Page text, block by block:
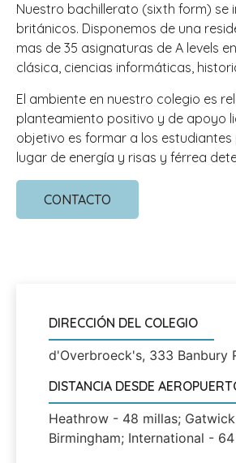
Nuestro bachillerato (sixth form) se
británicos. Disponemos de una
mas de 35 asignaturas de A levels
clásica, ciencias informáticas,
El ambiente en nuestro colegio es
planteamiento positivo y de apoyo
objetivo es formar a los
lugar de energía y risas y férrea
CONTACTO
DIRECCIÓN DEL COLEGIO
d'Overbroeck's, 333 Banbury
DISTANCIA DESDE
Heathrow - 48 millas;
Birmingham; International -